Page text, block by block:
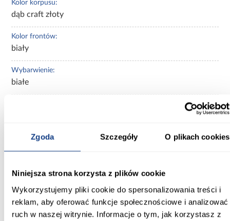
Zgoda Szczegóły O plikach cookies
Niniejsza strona korzysta z plików cookie
Wykorzystujemy pliki cookie do spersonalizowania treści i
reklam, aby oferować funkcje społecznościowe i analizować
ruch w naszej witrynie. Informacje o tym, jak korzystasz z
Kolor korpusu:
dąb craft złoty
Kolor frontów:
biały
Wybarwienie:
białe
Rodzaj drzwi:
uchylne
Lustro:
Ilość drzwi:
kilkudrzwiowe